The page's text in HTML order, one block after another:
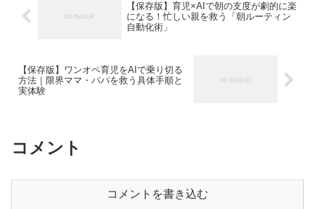
【保存版】育児×AIで朝の支度が劇的に楽
になる！忙しい親を救う「朝ルーティン
自動化術」
【保存版】ワンオペ育児をAIで乗り切る
方法｜限界ママ・パパを救う具体手順と
実体験
コメント
コメントを書き込む